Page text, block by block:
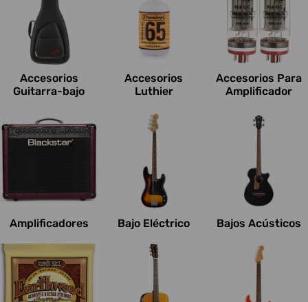
e
s
:
Accesorios
Guitarra-bajo
Accesorios
Luthier
Accesorios Para
Amplificador
Amplificadores Bajo Eléctrico Bajos Acústicos